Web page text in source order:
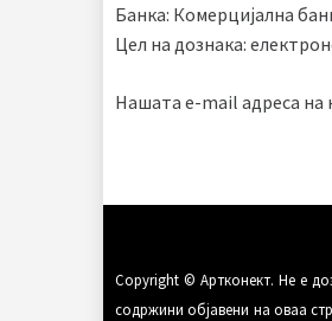
Банка: Комерцијална
Цел на дознака:
Нашата e-mail адреса на
Copyright © Артконект. Не е
содржини објавени на оваа